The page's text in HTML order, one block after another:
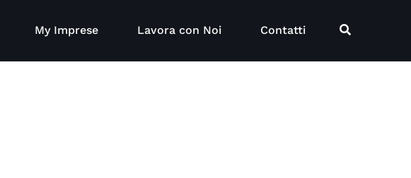
My Imprese Lavora con Noi Contatti